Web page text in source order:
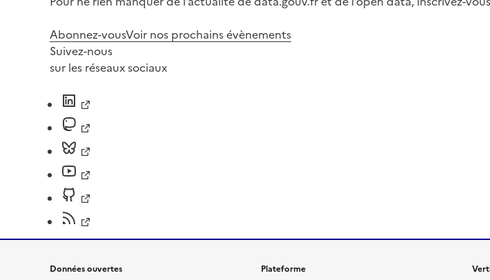
Abonnez-vousVoir nos prochains évènements
Suivez-nous
sur les réseaux sociaux
Données ouvertes
Plateforme